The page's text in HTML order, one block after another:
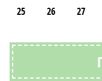
25
26 27